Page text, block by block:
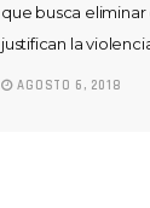
que busca
justifican la
AGOSTO 6, 2018